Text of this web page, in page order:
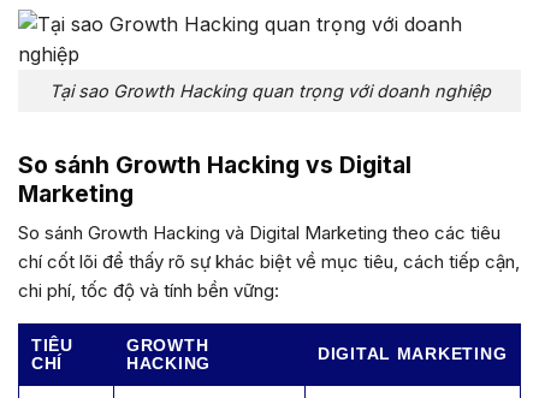
Tại sao Growth Hacking quan trọng với doanh nghiệp
So sánh Growth Hacking vs Digital
Marketing
So sánh Growth Hacking và Digital Marketing theo các tiêu
chí cốt lõi để thấy rõ sự khác biệt về mục tiêu, cách tiếp cận,
chi phí, tốc độ và tính bền vững:
TIÊU
CHÍ
GROWTH
HACKING
DIGITAL MARKETING